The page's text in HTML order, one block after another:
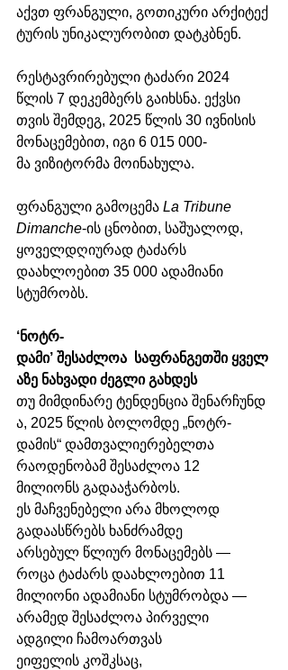
აქვთ ფრანგული, გოთიკური არქიტექ
ტურის უნიკალურობით დატკბნენ.
რესტავრირებული ტაძარი 2024
წლის 7 დეკემბერს გაიხსნა. ექვსი
თვის შემდეგ, 2025 წლის 30 ივნისის
მონაცემებით, იგი 6 015 000-
მა ვიზიტორმა მოინახულა.
ფრანგული გამოცემა La Tribune
Dimanche-ის ცნობით, საშუალოდ,
ყოველდღიურად ტაძარს
დაახლოებით 35 000 ადამიანი
სტუმრობს.
‘ნოტრ-
დამი’ შესაძლოა  საფრანგეთში ყველ
აზე ნახვადი ძეგლი გახდეს
თუ მიმდინარე ტენდენცია შენარჩუნდ
ა, 2025 წლის ბოლომდე „ნოტრ-
დამის“ დამთვალიერებელთა
რაოდენობამ შესაძლოა 12
მილიონს გადააჭარბოს.
ეს მაჩვენებელი არა მხოლოდ
გადაასწრებს ხანძრამდე
არსებულ წლიურ მონაცემებს —
როცა ტაძარს დაახლოებით 11
მილიონი ადამიანი სტუმრობდა —
არამედ შესაძლოა პირველი
ადგილი ჩამოართვას
ეიფელის კოშკსაც,